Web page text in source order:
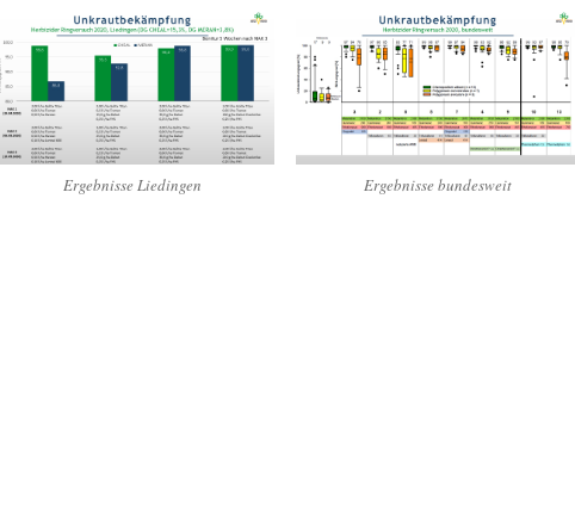
Ergebnisse Liedingen Ergebnisse bundesweit